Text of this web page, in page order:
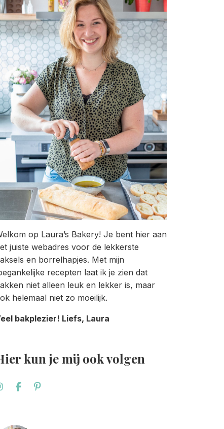
op Laura’s Bakery! Je bent hier aan
juiste webadres voor de lekkerste
en borrelhapjes. Met mijn
recepten laat ik je zien dat
niet alleen leuk en lekker is, maar
helemaal niet zo moeilijk.
bakplezier! Liefs, Laura
kun je mij ook volgen